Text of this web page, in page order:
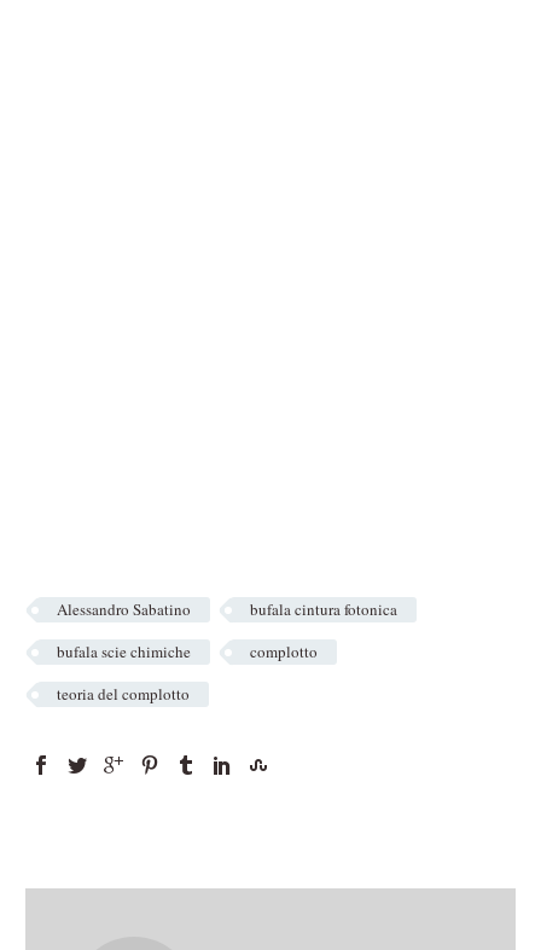
Alessandro Sabatino
bufala cintura fotonica
bufala scie chimiche
complotto
teoria del complotto